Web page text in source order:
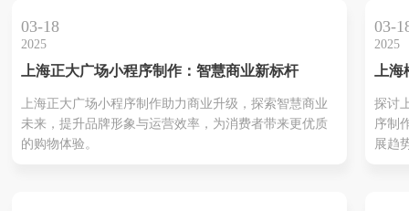
体验
03-18
2025
上海正大广场小程序制作：智慧商业新标杆
上海正大广场小程序制作助力商业升级，探索智慧商业
未来，提升品牌形象与运营效率，为消费者带来更优质
的购物体验。
03-
2025
上海
化转
探讨
序制
展趋